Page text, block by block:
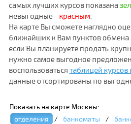
самых лучших курсов показана
невыгодные - красным.
На карте Вы сможете наглядно
ближайших к Вам пунктов
если Вы планируете продать
нужно самое выгодное
воспользоваться таблицей курсов
данные отсортированы по
Показать на карте Москвы:
отделения
/ банкоматы /